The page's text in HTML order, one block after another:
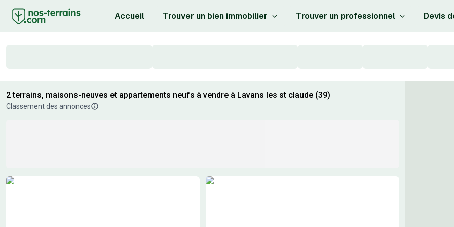
Accueil Trouver un bien immobilier Trouver un professionnel Devis
2 terrains, maisons-neuves et appartements neufs à vendre à Lavans les st claude (39)
Classement des annonces
Résultats de recherche